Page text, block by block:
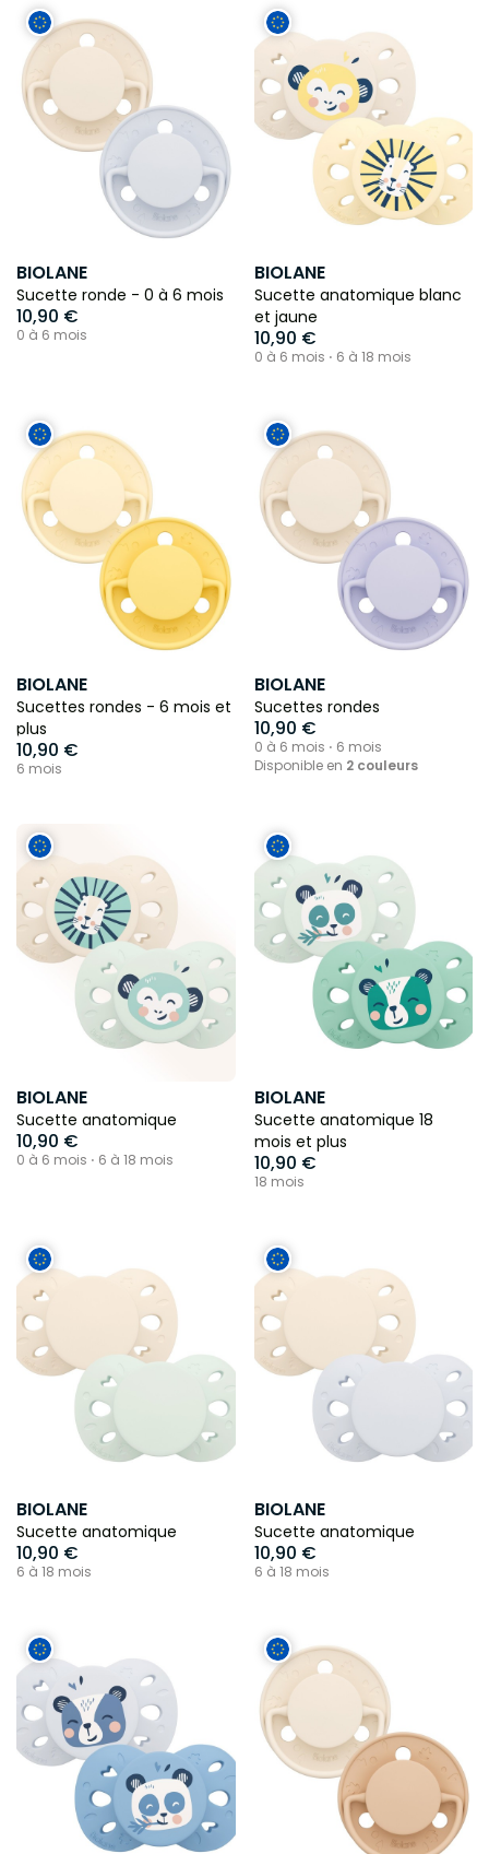
BIOLANE
Sucette ronde - 0 à 6 mois
10,90 €
0 à 6 mois
BIOLANE
Sucette anatomique blanc
et jaune
10,90 €
0 à 6 mois ⋅ 6 à 18 mois
BIOLANE
Sucettes rondes - 6 mois et
plus
10,90 €
6 mois
BIOLANE
Sucettes rondes
10,90 €
0 à 6 mois ⋅ 6 mois
Disponible en 2 couleurs
BIOLANE
Sucette anatomique
10,90 €
0 à 6 mois ⋅ 6 à 18 mois
BIOLANE
Sucette anatomique 18
mois et plus
10,90 €
18 mois
BIOLANE
Sucette anatomique
10,90 €
6 à 18 mois
BIOLANE
Sucette anatomique
10,90 €
6 à 18 mois